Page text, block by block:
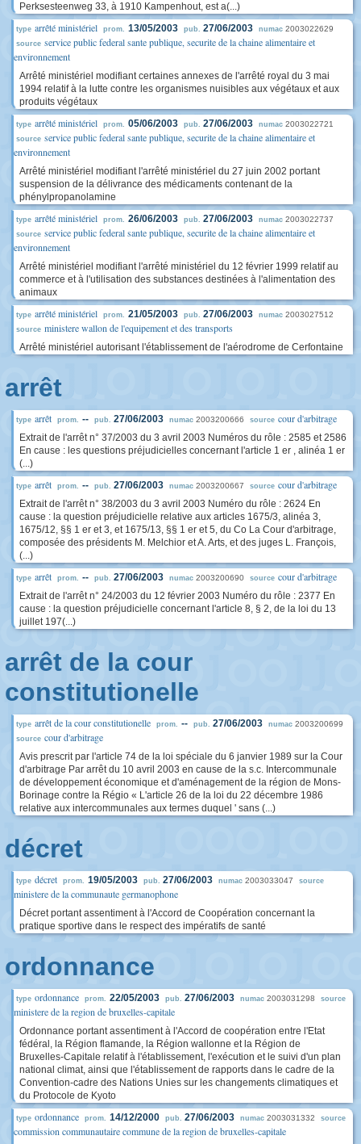
Perksesteenweg 33, à 1910 Kampenhout, est a(...)
type arrêté ministériel prom. 13/05/2003 pub. 27/06/2003 numac 2003022629
source service public federal sante publique, securite de la chaine alimentaire et
environnement
Arrêté ministériel modifiant certaines annexes de l'arrêté royal du 3 mai
1994 relatif à la lutte contre les organismes nuisibles aux végétaux et aux
produits végétaux
type arrêté ministériel prom. 05/06/2003 pub. 27/06/2003 numac 2003022721
source service public federal sante publique, securite de la chaine alimentaire et
environnement
Arrêté ministériel modifiant l'arrêté ministériel du 27 juin 2002 portant
suspension de la délivrance des médicaments contenant de la
phénylpropanolamine
type arrêté ministériel prom. 26/06/2003 pub. 27/06/2003 numac 2003022737
source service public federal sante publique, securite de la chaine alimentaire et
environnement
Arrêté ministériel modifiant l'arrêté ministériel du 12 février 1999 relatif au
commerce et à l'utilisation des substances destinées à l'alimentation des
animaux
type arrêté ministériel prom. 21/05/2003 pub. 27/06/2003 numac 2003027512
source ministere wallon de l'equipement et des transports
Arrêté ministériel autorisant l'établissement de l'aérodrome de Cerfontaine
arrêt
type arrêt prom. -- pub. 27/06/2003 numac 2003200666 source cour d'arbitrage
Extrait de l'arrêt n° 37/2003 du 3 avril 2003 Numéros du rôle : 2585 et 2586
En cause : les questions préjudicielles concernant l'article 1 er , alinéa 1 er
(...)
type arrêt prom. -- pub. 27/06/2003 numac 2003200667 source cour d'arbitrage
Extrait de l'arrêt n° 38/2003 du 3 avril 2003 Numéro du rôle : 2624 En
cause : la question préjudicielle relative aux articles 1675/3, alinéa 3,
1675/12, §§ 1 er et 3, et 1675/13, §§ 1 er et 5, du Co La Cour d'arbitrage,
composée des présidents M. Melchior et A. Arts, et des juges L. François,
(...)
type arrêt prom. -- pub. 27/06/2003 numac 2003200690 source cour d'arbitrage
Extrait de l'arrêt n° 24/2003 du 12 février 2003 Numéro du rôle : 2377 En
cause : la question préjudicielle concernant l'article 8, § 2, de la loi du 13
juillet 197(...)
arrêt de la cour
constitutionelle
type arrêt de la cour constitutionelle prom. -- pub. 27/06/2003 numac 2003200699
source cour d'arbitrage
Avis prescrit par l'article 74 de la loi spéciale du 6 janvier 1989 sur la Cour
d'arbitrage Par arrêt du 10 avril 2003 en cause de la s.c. Intercommunale
de développement économique et d'aménagement de la région de Mons-
Borinage contre la Régio « L'article 26 de la loi du 22 décembre 1986
relative aux intercommunales aux termes duquel ' sans (...)
décret
type décret prom. 19/05/2003 pub. 27/06/2003 numac 2003033047 source
ministere de la communaute germanophone
Décret portant assentiment à l'Accord de Coopération concernant la
pratique sportive dans le respect des impératifs de santé
ordonnance
type ordonnance prom. 22/05/2003 pub. 27/06/2003 numac 2003031298 source
ministere de la region de bruxelles-capitale
Ordonnance portant assentiment à l'Accord de coopération entre l'Etat
fédéral, la Région flamande, la Région wallonne et la Région de
Bruxelles-Capitale relatif à l'établissement, l'exécution et le suivi d'un plan
national climat, ainsi que l'établissement de rapports dans le cadre de la
Convention-cadre des Nations Unies sur les changements climatiques et
du Protocole de Kyoto
type ordonnance prom. 14/12/2000 pub. 27/06/2003 numac 2003031332 source
commission communautaire commune de la region de bruxelles-capitale